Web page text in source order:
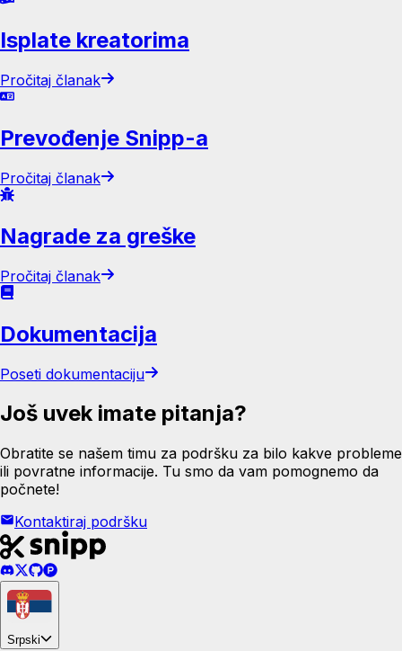
Isplate kreatorima
Pročitaj članak
Prevođenje Snipp-a
Pročitaj članak
Nagrade za greške
Pročitaj članak
Dokumentacija
Poseti dokumentaciju
Još uvek imate pitanja?
Obratite se našem timu za podršku za bilo kakve probleme
ili povratne informacije. Tu smo da vam pomognemo da
počnete!
Kontaktiraj podršku
Srpski